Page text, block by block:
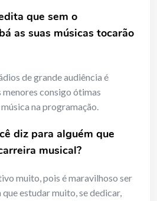
que sem o
as suas músicas tocarão
de grande audiência é
menores consigo ótimas
na programação.
diz para alguém que
musical?
muito, pois é maravilhoso ser
estudar muito, se dedicar,